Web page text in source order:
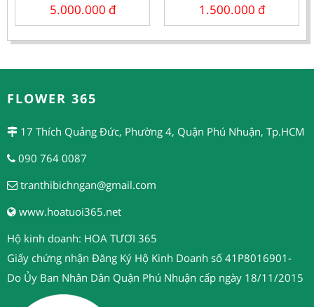
5.000.000 đ 1.500.000 đ
FLOWER 365
17 Thích Quảng Đức, Phường 4, Quận Phú Nhuận, Tp.HCM
090 764 0087
tranthibichngan@gmail.com
www.hoatuoi365.net
Hộ kinh doanh: HOA TƯƠI 365
Giấy chứng nhận Đăng Ký Hộ Kinh Doanh số 41P8016901-
Do Ủy Ban Nhân Dân Quận Phú Nhuận cấp ngày 18/11/2015